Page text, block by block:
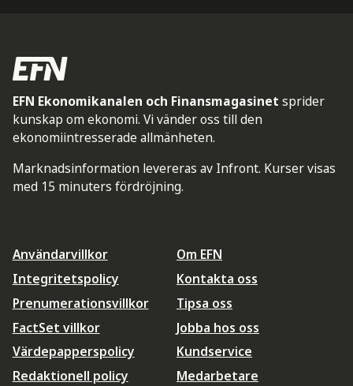
EFN Ekonomikanalen och Finansmagasinet sprider
kunskap om ekonomi. Vi vänder oss till den
ekonomiintresserade allmänheten.
Marknadsinformation levereras av Infront. Kurser visas
med 15 minuters fördröjning.
Användarvillkor
Integritetspolicy
Prenumerationsvillkor
FactSet villkor
Värdepapperspolicy
Redaktionell policy
Om EFN
Kontakta oss
Tipsa oss
Jobba hos oss
Kundservice
Medarbetare